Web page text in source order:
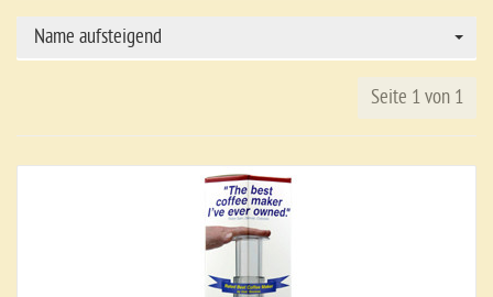
Name aufsteigend
Seite 1 von 1